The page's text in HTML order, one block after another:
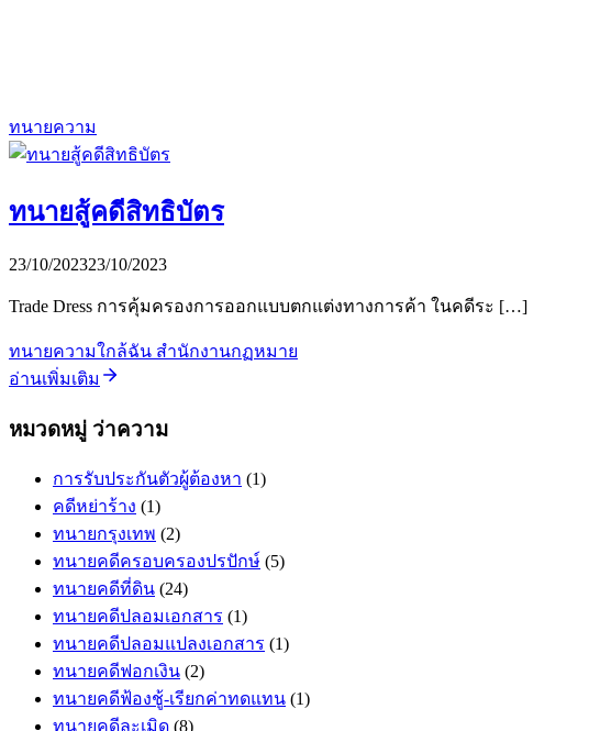
ทนายความ
ทนายสู้คดีสิทธิบัตร
23/10/202323/10/2023
Trade Dress การคุ้มครองการออกแบบตกแต่งทางการค้า ในคดีระ […]
ทนายความใกล้ฉัน สำนักงานกฏหมาย
อ่านเพิ่มเติม
หมวดหมู่ ว่าความ
การรับประกันตัวผู้ต้องหา (1)
คดีหย่าร้าง (1)
ทนายกรุงเทพ (2)
ทนายคดีครอบครองปรปักษ์ (5)
ทนายคดีที่ดิน (24)
ทนายคดีปลอมเอกสาร (1)
ทนายคดีปลอมแปลงเอกสาร (1)
ทนายคดีฟอกเงิน (2)
ทนายคดีฟ้องชู้-เรียกค่าทดแทน (1)
ทนายคดีละเมิด (8)